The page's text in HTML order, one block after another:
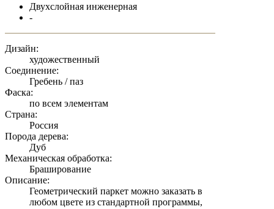
Двухслойная инженерная
-
Дизайн:
художественный
Соединение:
Гребень / паз
Фаска:
по всем элементам
Страна:
Россия
Порода дерева:
Дуб
Механическая обработка:
Браширование
Описание:
Геометрический паркет можно заказать в
любом цвете из стандартной программы,